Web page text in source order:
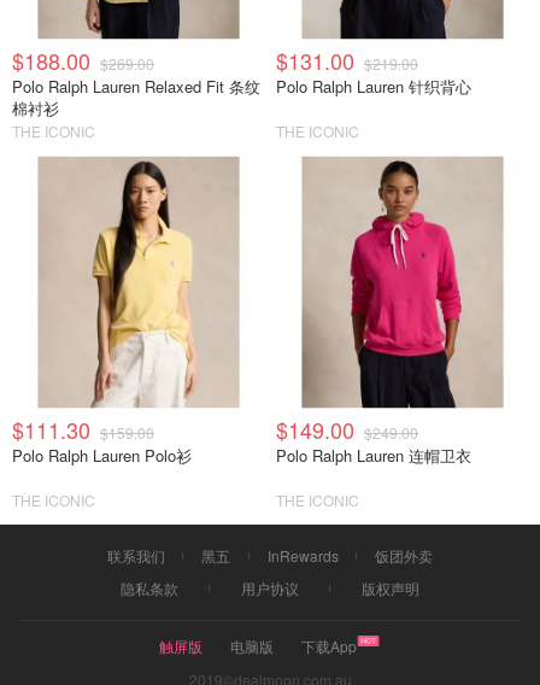
$188.00 $269.00
Polo Ralph Lauren Relaxed Fit 条纹
棉衬衫
THE ICONIC
$131.00 $219.00
Polo Ralph Lauren 针织背心
THE ICONIC
$111.30 $159.00
Polo Ralph Lauren Polo衫
THE ICONIC
$149.00 $249.00
Polo Ralph Lauren 连帽卫衣
THE ICONIC
联系我们 黑五 InRewards
饭团外卖
隐私条款
用户协议 版权声明
触屏版 电脑版
下载App
2019©dealmoon.com.au